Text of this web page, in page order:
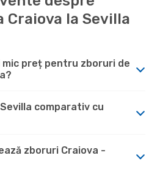
Craiova la Sevilla
mic preț pentru zboruri de
comparativ cu
zboruri Craiova -